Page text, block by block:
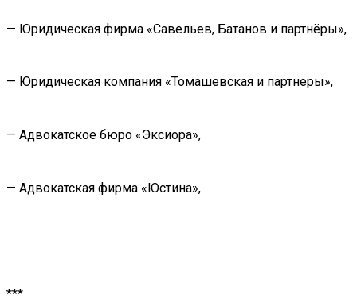
— Юридическая фирма «Савельев, Батанов и партнёры»,
— Юридическая компания «Томашевская и партнеры»,
— Адвокатское бюро «Эксиора»,
— Адвокатская фирма «Юстина»,
***